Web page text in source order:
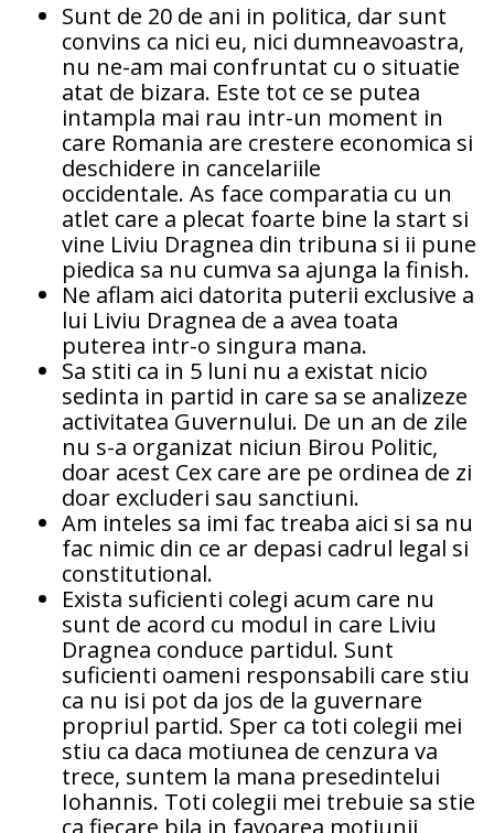
Sunt de 20 de ani in politica, dar sunt
convins ca nici eu, nici dumneavoastra,
nu ne-am mai confruntat cu o situatie
atat de bizara. Este tot ce se putea
intampla mai rau intr-un moment in
care Romania are crestere economica si
deschidere in cancelariile
occidentale. As face comparatia cu un
atlet care a plecat foarte bine la start si
vine Liviu Dragnea din tribuna si ii pune
piedica sa nu cumva sa ajunga la finish.
Ne aflam aici datorita puterii exclusive a
lui Liviu Dragnea de a avea toata
puterea intr-o singura mana.
Sa stiti ca in 5 luni nu a existat nicio
sedinta in partid in care sa se analizeze
activitatea Guvernului. De un an de zile
nu s-a organizat niciun Birou Politic,
doar acest Cex care are pe ordinea de zi
doar excluderi sau sanctiuni.
Am inteles sa imi fac treaba aici si sa nu
fac nimic din ce ar depasi cadrul legal si
constitutional.
Exista suficienti colegi acum care nu
sunt de acord cu modul in care Liviu
Dragnea conduce partidul. Sunt
suficienti oameni responsabili care stiu
ca nu isi pot da jos de la guvernare
propriul partid. Sper ca toti colegii mei
stiu ca daca motiunea de cenzura va
trece, suntem la mana presedintelui
Iohannis. Toti colegii mei trebuie sa stie